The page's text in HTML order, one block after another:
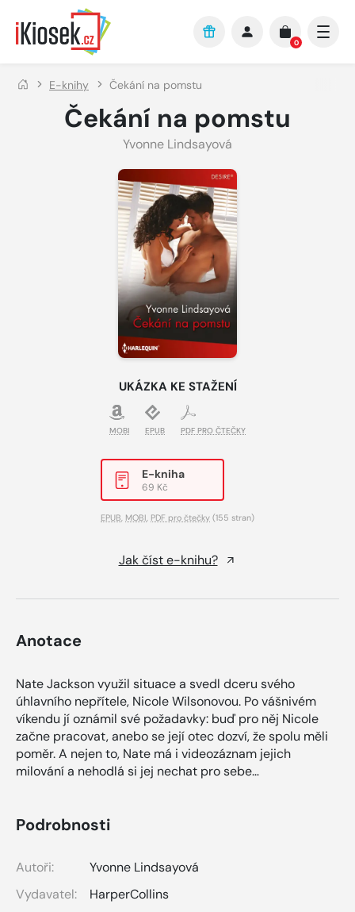
Přejít na hlavní obsah
0
E-knihy Čekání na pomstu
Čekání na pomstu
Yvonne Lindsayová
UKÁZKA KE STAŽENÍ
MOBI EPUB PDF PRO ČTEČKY
E-kniha
69 Kč
EPUB, MOBI, PDF pro čtečky (155 stran)
Jak číst e-knihu?
Anotace
Nate Jackson využil situace a svedl dceru svého
úhlavního nepřítele, Nicole Wilsonovou. Po vášnivém
víkendu jí oznámil své požadavky: buď pro něj Nicole
začne pracovat, anebo se její otec dozví, že spolu měli
poměr. A nejen to, Nate má i videozáznam jejich
milování a nehodlá si jej nechat pro sebe…
Podrobnosti
Autoři:
Yvonne Lindsayová
Vydavatel:
HarperCollins